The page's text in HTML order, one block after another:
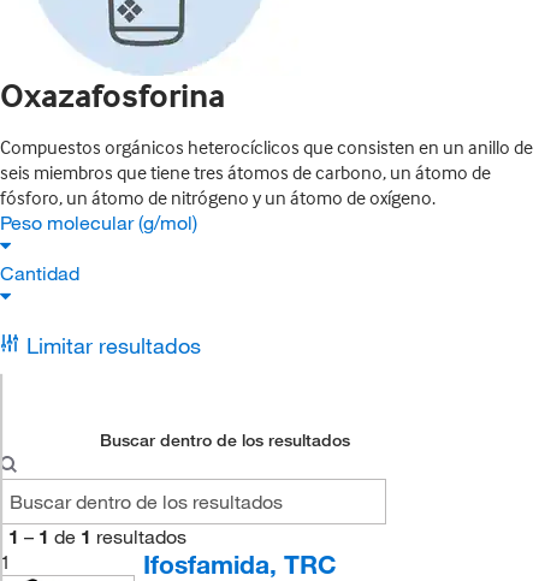
Oxazafosforina
Compuestos orgánicos heterocíclicos que consisten en un anillo de
seis miembros que tiene tres átomos de carbono, un átomo de
fósforo, un átomo de nitrógeno y un átomo de oxígeno.
Peso molecular (g/mol)
Cantidad
Limitar resultados
Buscar dentro de los resultados
1 – 1 de 1 resultados
1
Ifosfamida, TRC